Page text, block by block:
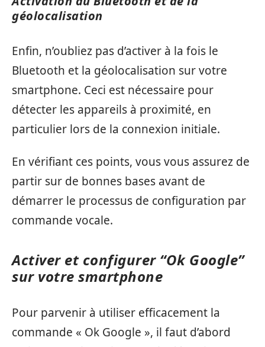
géolocalisation
Enfin, n’oubliez pas d’activer à la fois le
Bluetooth et la géolocalisation sur votre
smartphone. Ceci est nécessaire pour
détecter les appareils à proximité, en
particulier lors de la connexion initiale.
En vérifiant ces points, vous vous assurez de
partir sur de bonnes bases avant de
démarrer le processus de configuration par
commande vocale.
Activer et configurer “Ok Google”
sur votre smartphone
Pour parvenir à utiliser efficacement la
commande « Ok Google », il faut d’abord